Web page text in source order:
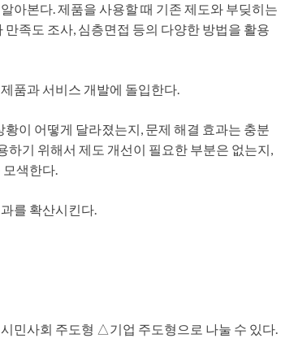
아본다. 제품을 사용할 때 기존 제도와 부딪히는
족도 조사, 심층면접 등의 다양한 방법을 활용
품과 서비스 개발에 돌입한다.
이 어떻게 달라졌는지, 문제 해결 효과는 충분
하기 위해서 제도 개선이 필요한 부분은 없는지,
모색한다.
를 확산시킨다.
사회 주도형 △기업 주도형으로 나눌 수 있다.